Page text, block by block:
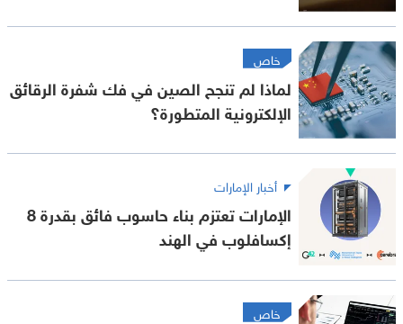
خاص
لماذا لم تنجح الصين في فك شفرة الرقائق
الإلكترونية المتطورة؟
أخبار الإمارات
الإمارات تعتزم بناء حاسوب فائق بقدرة 8
إكسافلوب في الهند
خاص